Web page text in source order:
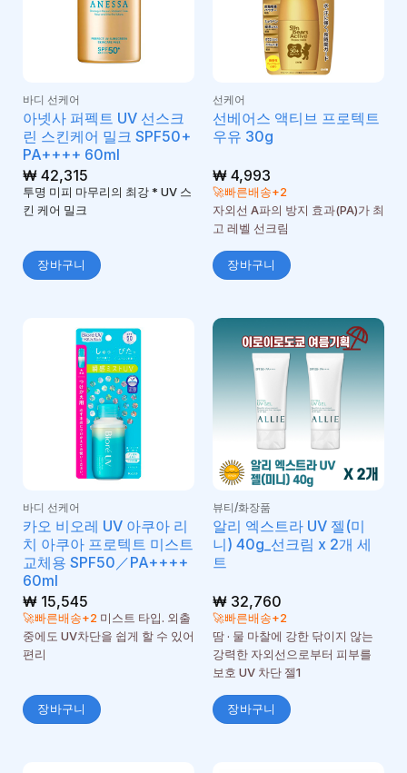
바디 선케어
아넷사 퍼펙트 UV 선스크
린 스킨케어 밀크 SPF50+
PA++++ 60ml
₩42,315
투명 미피 마무리의 최강 * UV 스
킨 케어 밀크
장바구니
선케어
선베어스 액티브 프로텍트
우유 30g
₩4,993
🚀빠른배송+2
자외선 A파의 방지 효과(PA)가 최
고 레벨 선크림
장바구니
바디 선케어
카오 비오레 UV 아쿠아 리
치 아쿠아 프로텍트 미스트
교체용 SPF50／PA++++
60ml
₩15,545
🚀빠른배송+2미스트 타입. 외출
중에도 UV차단을 쉽게 할 수 있어
편리
장바구니
뷰티/화장품
알리 엑스트라 UV 젤(미
니) 40g_선크림 x 2개 세
트
₩32,760
🚀빠른배송+2
땀 · 물 마찰에 강한 닦이지 않는
강력한 자외선으로부터 피부를
보호 UV 차단 젤1
장바구니